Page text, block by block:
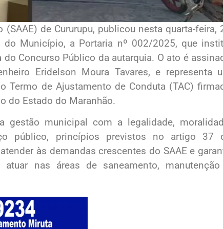
de Cururupu, publicou nesta quarta-feira,
Município, a Portaria nº 002/2025, que
Concurso Público da autarquia. O ato é
Eridelson Moura Tavares, e representa
Termo de Ajustamento de Conduta (TAC)
do Estado do Maranhão.
municipal com a legalidade,
público, princípios previstos no artigo 37
às demandas crescentes do SAAE e
nas áreas de saneamento,